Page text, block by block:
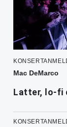
Mac DeMarco
Latter, lo-fi